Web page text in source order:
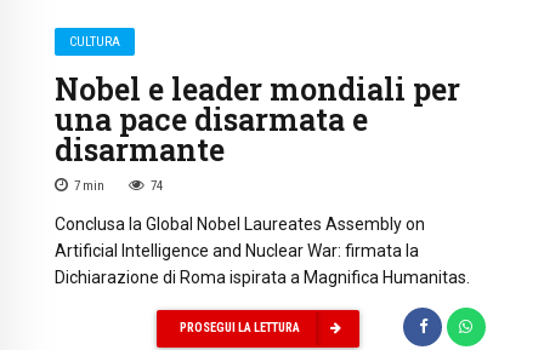
CULTURA
Nobel e leader mondiali per
una pace disarmata e
disarmante
7 min 74
Conclusa la Global Nobel Laureates Assembly on
Artificial Intelligence and Nuclear War: firmata la
Dichiarazione di Roma ispirata a Magnifica Humanitas.
PROSEGUI LA LETTURA